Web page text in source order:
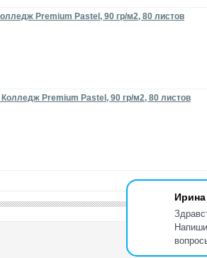
Ирина
Premium Pastel, 90 гр/м2, 80 листов
Premium Pastel, 90 гр/м2, 80 листов